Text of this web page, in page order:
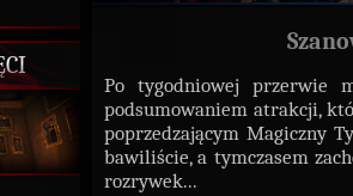
Po tygodniowej przerwie
podsumowaniem atrakcji,
poprzedzającym Magiczny
bawiliście, a tymczasem
rozrywek...